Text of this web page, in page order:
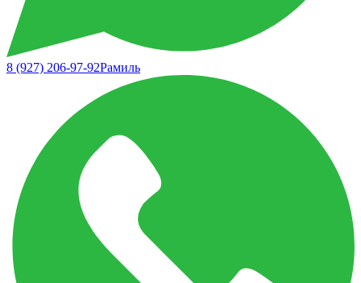
8 (927) 206-97-92Рамиль